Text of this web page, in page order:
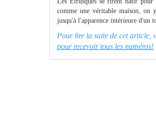
comme une véritable maison, on
jusqu'à l'apparence intérieure d'un
Pour lire la suite de cet article,
pour recevoir tous les numéros!